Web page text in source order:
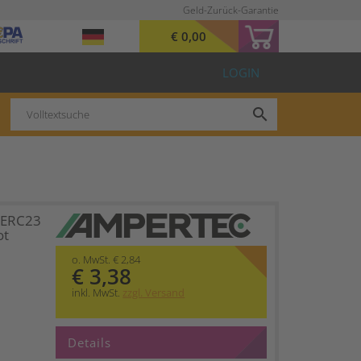
Geld-Zurück-Garantie
€ 0,00
LOGIN
search
o. MwSt. € 2,84
€ 3,38
inkl. MwSt. zzgl. Versand
Details